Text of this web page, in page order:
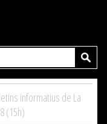
informatius de La
(15h)